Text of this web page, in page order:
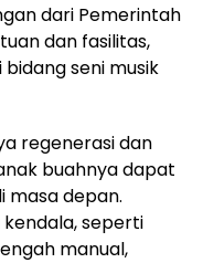
dari Pemerintah
dan fasilitas,
seni musik
regenerasi dan
buahnya dapat
masa depan.
seperti
manual,